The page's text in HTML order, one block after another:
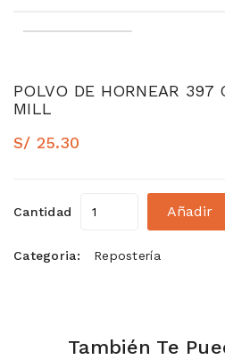
POLVO DE HORNEAR 397
MILL
S/ 25.30
Cantidad Añadir
Categoria: Repostería
También Te